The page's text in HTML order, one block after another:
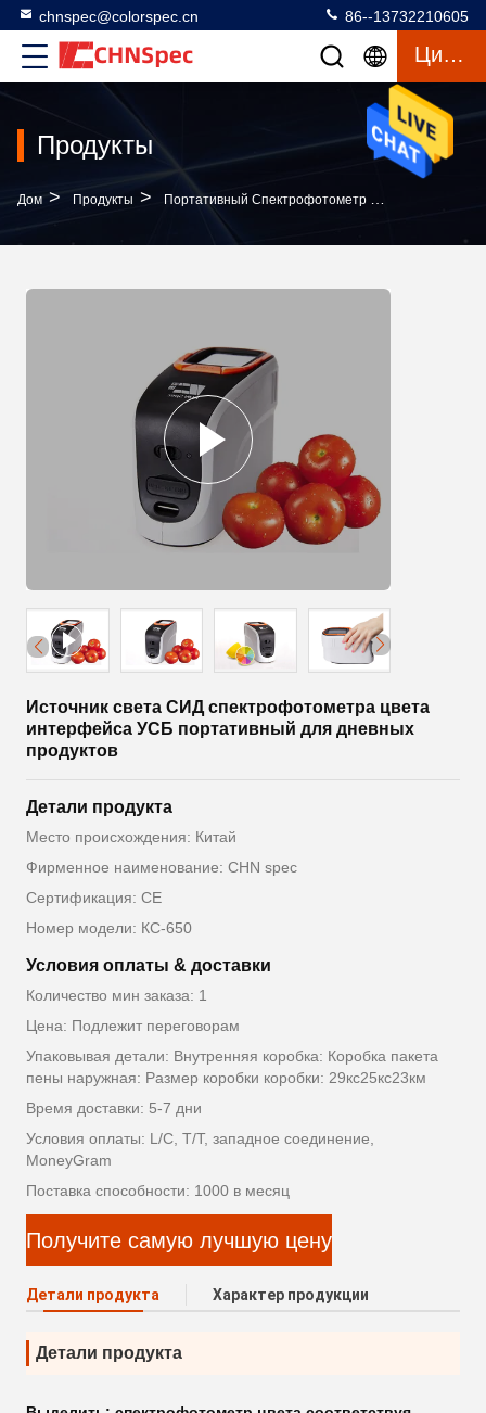
chnspec@colorspec.cn 86--13732210605
Цитата
Продукты
Дом > Продукты > Портативный Спектрофотометр Цвета
Источник света СИД спектрофотометра цвета
интерфейса УСБ портативный для дневных
продуктов
Детали продукта
Место происхождения: Китай
Фирменное наименование: CHN spec
Сертификация: CE
Номер модели: КС-650
Условия оплаты & доставки
Количество мин заказа: 1
Цена: Подлежит переговорам
Упаковывая детали: Внутренняя коробка: Коробка пакета
пены наружная: Размер коробки коробки: 29кс25кс23км
Время доставки: 5-7 дни
Условия оплаты: L/C, T/T, западное соединение,
MoneyGram
Поставка способности: 1000 в месяц
Получите самую лучшую цену
Детали продукта Характер продукции
Детали продукта